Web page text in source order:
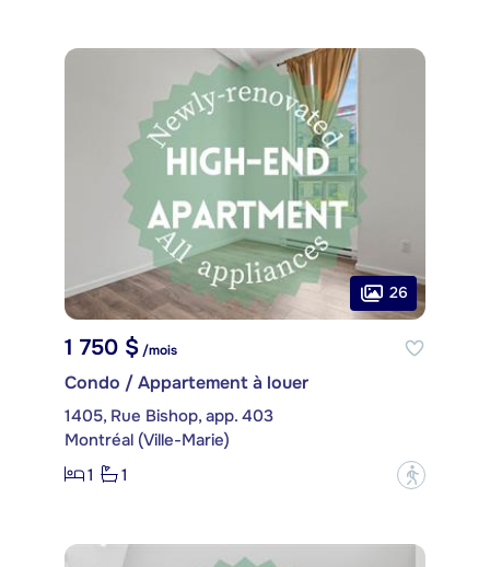
26
1 750 $ /mois
Condo / Appartement à louer
1405, Rue Bishop, app. 403
Montréal (Ville-Marie)
1
1 ?